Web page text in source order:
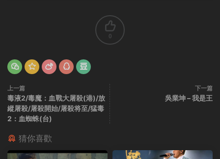
0
上一篇
毒液2/毒魔：血戰大屠殺(港)/放
縱屠殺/屠殺開始/屠殺将至/猛毒
2：血蜘蛛(台)
下一篇
吳業坤 – 我是王
猜你喜歡